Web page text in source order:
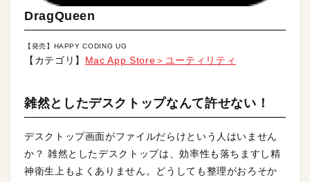
DragQueen
【発売】HAPPY CODING UG
【カテゴリ】 Mac App Store＞ユーティリティ
雑然としたデスクトップなんて許せない！
デスクトップ画面がファイルだらけという人はいません
か？ 雑然としたデスクトップは、効率性も落ちますし精
神衛生上もよくありません。どうしても整理がおろそか